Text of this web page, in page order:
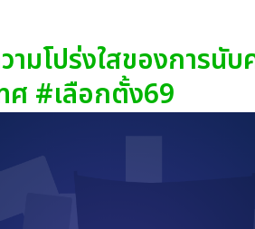
มโปร่งใสของการนั
ศ #เลือกตั้ง69